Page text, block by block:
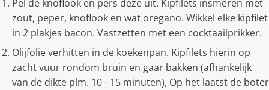
Pel de knoflook en pers deze uit. Kipfilets insmeren met
zout, peper, knoflook en wat oregano. Wikkel elke kipfilet
in 2 plakjes bacon. Vastzetten met een cocktaailprikker.
Olijfolie verhitten in de koekenpan. Kipfilets hierin op
zacht vuur rondom bruin en gaar bakken (afhankelijk
van de dikte plm. 10 - 15 minuten), Op het laatst de boter